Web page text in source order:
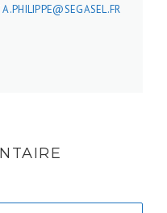
A.PHILIPPE@SEGASEL.FR